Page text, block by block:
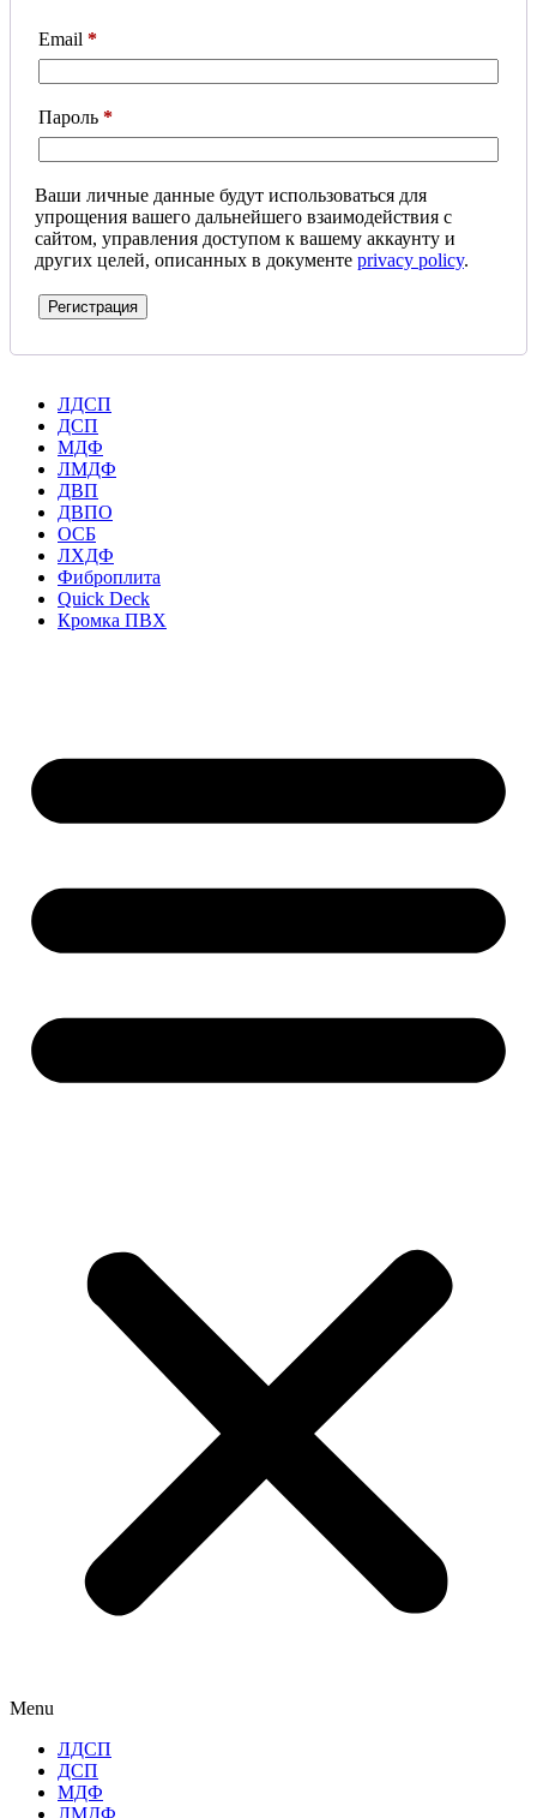
Email *Обязательно
Пароль *Обязательно
Ваши личные данные будут использоваться для
упрощения вашего дальнейшего взаимодействия с
сайтом, управления доступом к вашему аккаунту и
других целей, описанных в документе privacy policy.
Регистрация
ЛДСП
ДСП
МДФ
ЛМДФ
ДВП
ДВПО
ОСБ
ЛХДФ
Фиброплита
Quick Deck
Кромка ПВХ
Menu
ЛДСП
ДСП
МДФ
ЛМДФ